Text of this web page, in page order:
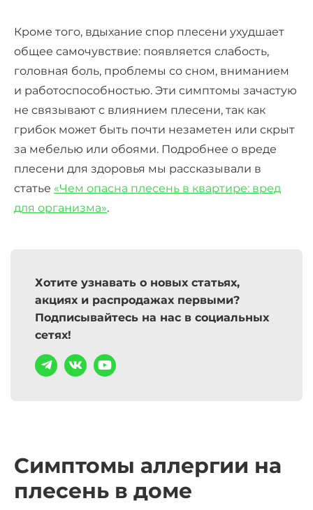
Кроме того, вдыхание спор плесени ухудшает
общее самочувствие: появляется слабость,
головная боль, проблемы со сном, вниманием
и работоспособностью. Эти симптомы зачастую
не связывают с влиянием плесени, так как
грибок может быть почти незаметен или скрыт
за мебелью или обоями. Подробнее о вреде
плесени для здоровья мы рассказывали в
статье «Чем опасна плесень в квартире: вред
для организма».
Хотите узнавать о новых статьях,
акциях и распродажах первыми?
Подписывайтесь на нас в социальных
сетях!
Симптомы аллергии на
плесень в доме